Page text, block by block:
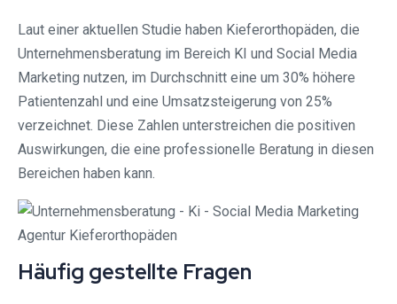
Laut einer aktuellen Studie haben Kieferorthopäden, die
Unternehmensberatung im Bereich KI und Social Media
Marketing nutzen, im Durchschnitt eine um 30% höhere
Patientenzahl und eine Umsatzsteigerung von 25%
verzeichnet. Diese Zahlen unterstreichen die positiven
Auswirkungen, die eine professionelle Beratung in diesen
Bereichen haben kann.
Häufig gestellte Fragen